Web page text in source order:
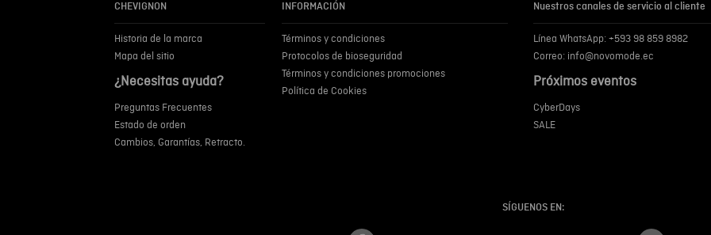
CHEVIGNON
Historia de la marca
Mapa del sitio
¿Necesitas ayuda?
Preguntas Frecuentes
Estado de orden
Cambios, Garantías, Retracto.
INFORMACIÓN
Términos y condiciones
Protocolos de bioseguridad
Términos y condiciones promociones
Política de Cookies
Nuestros canales de servicio al cliente
Línea WhatsApp: +593 98 859 8982
Correo: info@novomode.ec
Próximos eventos
CyberDays
SALE
SÍGUENOS EN: